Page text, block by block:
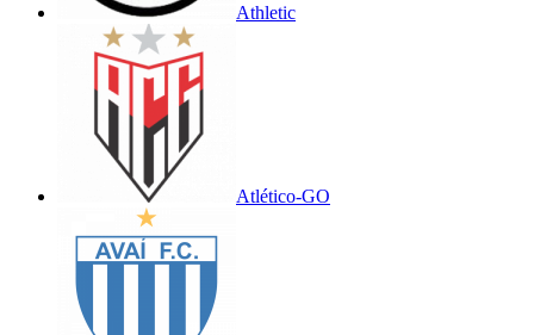
Athletic
Atlético-GO